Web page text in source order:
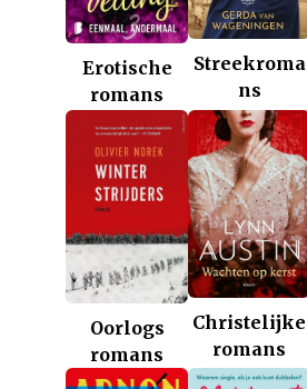
Erotische
romans
Streekroma
ns
Oorlogs
romans
Christelijke
romans